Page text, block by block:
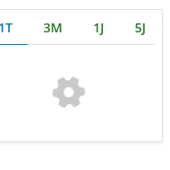
1T 3M 1J 5J